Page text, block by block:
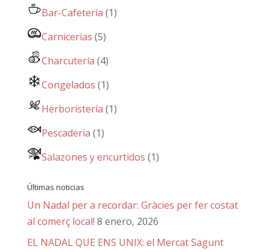
Bar-Cafetería (1)
Carnicerías (5)
Charcutería (4)
Congelados (1)
Herboristería (1)
Pescaderia (1)
Salazones y encurtidos (1)
Últimas noticias
Un Nadal per a recordar: Gràcies per fer costat
al comerç local! 8 enero, 2026
EL NADAL QUE ENS UNIX: el Mercat Sagunt